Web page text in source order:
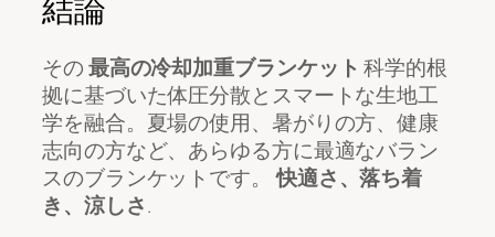
結論
その最高の冷却加重ブランケット 科学的根
拠に基づいた体圧分散とスマートな生地工
学を融合。夏場の使用、暑がりの方、健康
志向の方など、あらゆる方に最適なバラン
スのブランケットです。快適さ、落ち着
き、涼しさ.